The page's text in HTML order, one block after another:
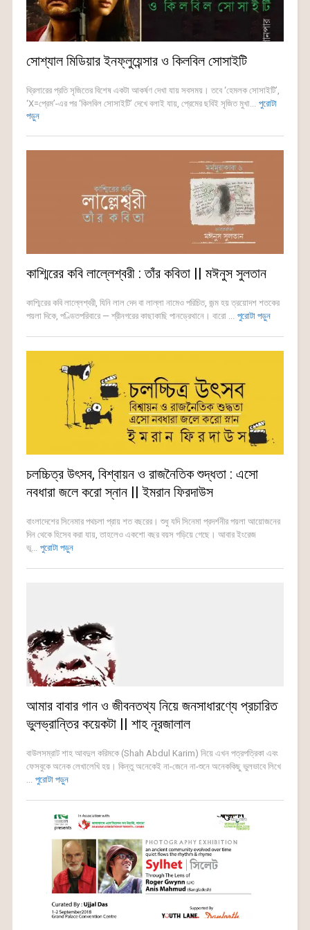
সোশ্যাল মিডিয়ার ইনফ্লুয়েন্সার ও কিলবিল সোসাইটি
থ্রিলারের প্রতি সৃজিতের বিশেষ একটা আকর্ষণ দেখা যায় সবসময়। তবে ‘হেমলক সোসাইটি’,
‘X=প্রেম’-এর পর ‘কিলবিল সোসাইটি’ দেখে বলাই যায়, প্রেমের ছবিই সৃজিত মুখা... পুরোটা
পড়ুন
কাশ্মিরের কবি লাল্লেশ্বরী : তাঁর কবিতা || মঈনুস সুলতান
কাশ্মিরের কবি লাল্লেশ্বরী, যিনি লাল দেদ বা লাল্লা নামেও পরিচিত, জন্ম হয় ত্রয়োদশ শতকের
পয়লা দিকে, পণ্ডিতপরিবারে — শ্রীনগরের কাছাকাছি পানড্রেথানে। বারো ... পুরোটা পড়ুন
চলচ্চিত্র উৎসব, বিশ্বায়ন ও রাজনৈতিক শুদ্ধতা : এসো
নবধারা জলে করো স্নান || ইমরান ফিরদাউস
বাংলাদেশের সিনেমার পথচলা প্রায় শত বছরের। শুধু যদি সিনেমা প্রদর্শনীর পয়লা আয়োজনের
দিন থেকে হিসেব করা যায়, তাহলেও একশো বছর বয়স গড়িয়ে গেছে। আবার ইংরেজ
ভূ... পুরোটা পড়ুন
আমার বাবার গান ও জীবনতথ্য নিয়ে জনসাধারণ্যে প্রচারিত
ভুলভ্রান্তির কয়েকটা || শাহ নূরজালাল
বাউলসম্রাট শাহ আবদুল করিমকে (Shah Abdul Karim) নিয়ে এখন পত্রপত্রিকা এবং
ফেসবুকে অনেক লেখালেখি হয়। কিন্তু অনেকেই না-জেনে না-শুনে অনেককিছু ভুলভাবে লিখে
... পুরোটা পড়ুন